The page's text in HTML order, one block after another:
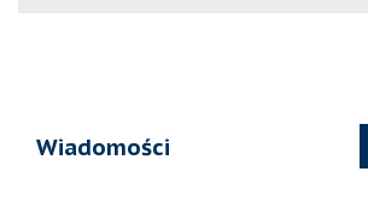
Wiadomości